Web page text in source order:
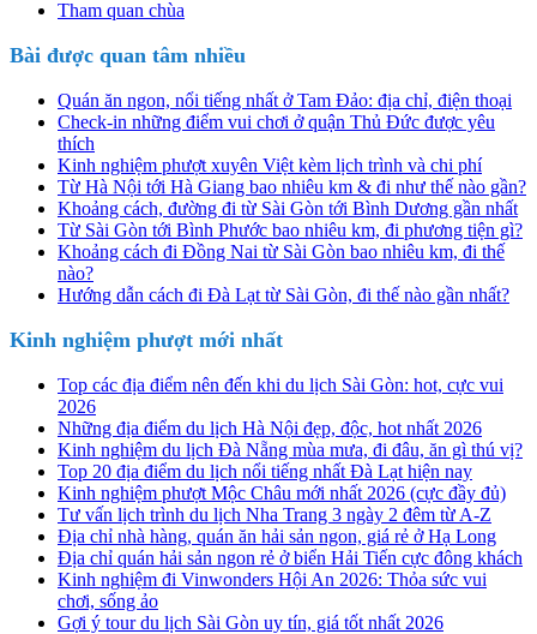
Tham quan chùa
Bài được quan tâm nhiều
Quán ăn ngon, nổi tiếng nhất ở Tam Đảo: địa chỉ, điện thoại
Check-in những điểm vui chơi ở quận Thủ Đức được yêu
thích
Kinh nghiệm phượt xuyên Việt kèm lịch trình và chi phí
Từ Hà Nội tới Hà Giang bao nhiêu km & đi như thế nào gần?
Khoảng cách, đường đi từ Sài Gòn tới Bình Dương gần nhất
Từ Sài Gòn tới Bình Phước bao nhiêu km, đi phương tiện gì?
Khoảng cách đi Đồng Nai từ Sài Gòn bao nhiêu km, đi thế
nào?
Hướng dẫn cách đi Đà Lạt từ Sài Gòn, đi thế nào gần nhất?
Kinh nghiệm phượt mới nhất
Top các địa điểm nên đến khi du lịch Sài Gòn: hot, cực vui
2026
Những địa điểm du lịch Hà Nội đẹp, độc, hot nhất 2026
Kinh nghiệm du lịch Đà Nẵng mùa mưa, đi đâu, ăn gì thú vị?
Top 20 địa điểm du lịch nổi tiếng nhất Đà Lạt hiện nay
Kinh nghiệm phượt Mộc Châu mới nhất 2026 (cực đầy đủ)
Tư vấn lịch trình du lịch Nha Trang 3 ngày 2 đêm từ A-Z
Địa chỉ nhà hàng, quán ăn hải sản ngon, giá rẻ ở Hạ Long
Địa chỉ quán hải sản ngon rẻ ở biển Hải Tiến cực đông khách
Kinh nghiệm đi Vinwonders Hội An 2026: Thỏa sức vui
chơi, sống ảo
Gợi ý tour du lịch Sài Gòn uy tín, giá tốt nhất 2026